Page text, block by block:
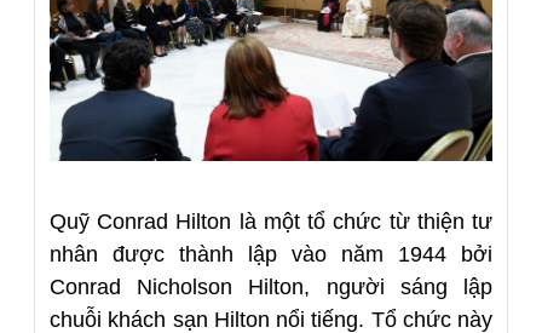
Quỹ Conrad Hilton là một tổ chức từ thiện tư
nhân được thành lập vào năm 1944 bởi
Conrad Nicholson Hilton, người sáng lập
chuỗi khách sạn Hilton nổi tiếng. Tổ chức này